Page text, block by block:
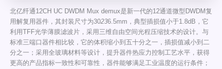
北亿纤通12CH UC DWDM Mux demux是新一代的12通道微型DWDM复
用解复用器件，其封装尺寸为30236.5mm，典型插损值小于1.8dB，它
利用TFF光学薄膜滤波片，采用三维自由空间光程压缩技术的设计。与
标准三端口器件相比较，它的体积缩小到五十分之一，插损值减小到二
分之一；采用全玻璃材料等设计，提升器件热应力控制工艺水平，获得
更高的产品指标一致性和可靠性，器件能够满足工业温度的运行条件；